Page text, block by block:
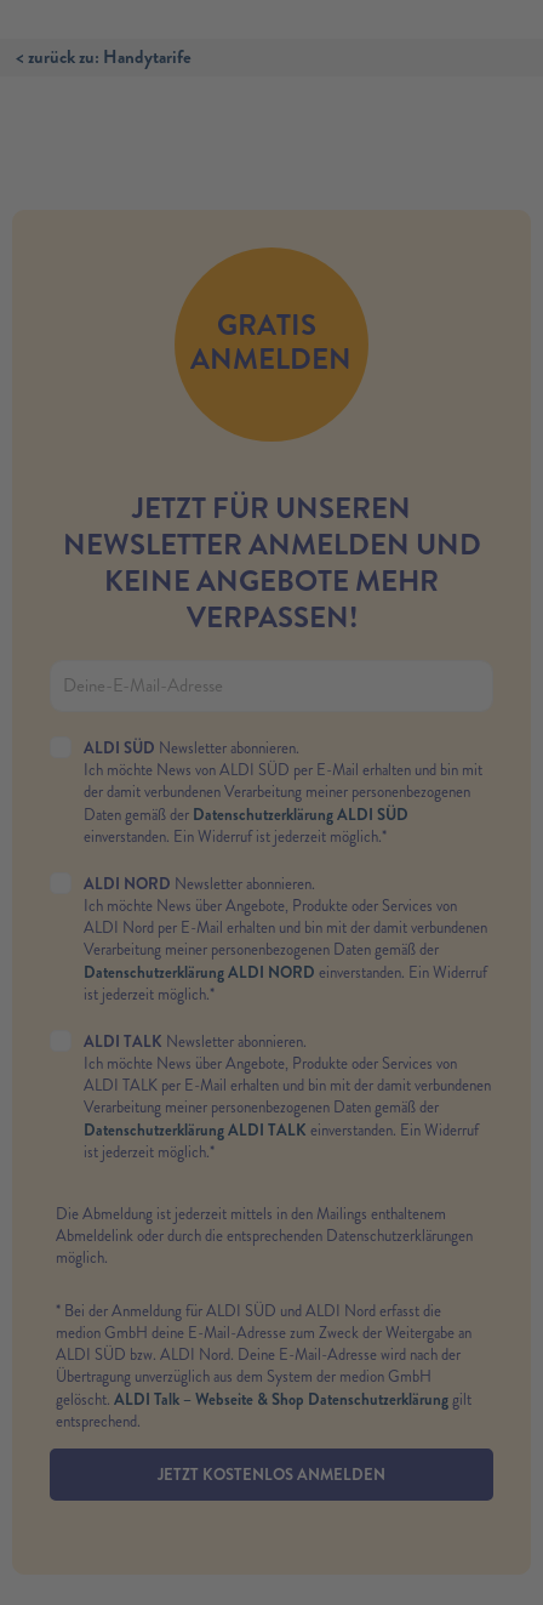
< zurück zu: Handytarife
GRATIS
ANMELDEN
JETZT FÜR UNSEREN
NEWSLETTER ANMELDEN UND
KEINE ANGEBOTE MEHR
VERPASSEN!
ALDI SÜD Newsletter abonnieren.
Ich möchte News von ALDI SÜD per E-Mail erhalten und bin mit
der damit verbundenen Verarbeitung meiner personenbezogenen
Daten gemäß der Datenschutzerklärung ALDI SÜD
einverstanden. Ein Widerruf ist jederzeit möglich.*
ALDI NORD Newsletter abonnieren.
Ich möchte News über Angebote, Produkte oder Services von
ALDI Nord per E-Mail erhalten und bin mit der damit verbundenen
Verarbeitung meiner personenbezogenen Daten gemäß der
Datenschutzerklärung ALDI NORD einverstanden. Ein Widerruf
ist jederzeit möglich.*
ALDI TALK Newsletter abonnieren.
Ich möchte News über Angebote, Produkte oder Services von
ALDI TALK per E-Mail erhalten und bin mit der damit verbundenen
Verarbeitung meiner personenbezogenen Daten gemäß der
Datenschutzerklärung ALDI TALK einverstanden. Ein Widerruf
ist jederzeit möglich.*
Die Abmeldung ist jederzeit mittels in den Mailings enthaltenem
Abmeldelink oder durch die entsprechenden Datenschutzerklärungen
möglich.
* Bei der Anmeldung für ALDI SÜD und ALDI Nord erfasst die
medion GmbH deine E-Mail-Adresse zum Zweck der Weitergabe an
ALDI SÜD bzw. ALDI Nord. Deine E-Mail-Adresse wird nach der
Übertragung unverzüglich aus dem System der medion GmbH
gelöscht. ALDI Talk – Webseite & Shop Datenschutzerklärunggilt
entsprechend.
JETZT KOSTENLOS ANMELDEN